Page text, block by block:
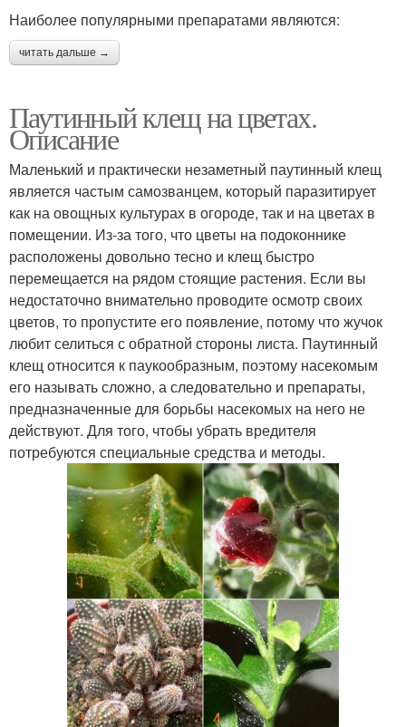
Наиболее популярными препаратами являются:
читать дальше →
Паутинный клещ на цветах.
Описание
Маленький и практически незаметный паутинный клещ
является частым самозванцем, который паразитирует
как на овощных культурах в огороде, так и на цветах в
помещении. Из-за того, что цветы на подоконнике
расположены довольно тесно и клещ быстро
перемещается на рядом стоящие растения. Если вы
недостаточно внимательно проводите осмотр своих
цветов, то пропустите его появление, потому что жучок
любит селиться с обратной стороны листа. Паутинный
клещ относится к паукообразным, поэтому насекомым
его называть сложно, а следовательно и препараты,
предназначенные для борьбы насекомых на него не
действуют. Для того, чтобы убрать вредителя
потребуются специальные средства и методы.